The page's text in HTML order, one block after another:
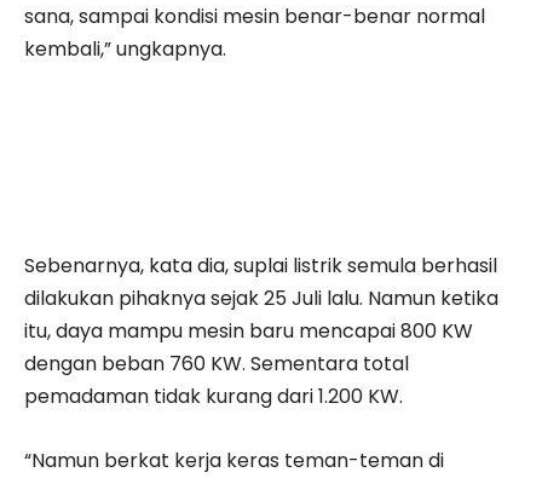
sana, sampai kondisi mesin benar-benar normal
kembali,” ungkapnya.
Sebenarnya, kata dia, suplai listrik semula berhasil
dilakukan pihaknya sejak 25 Juli lalu. Namun ketika
itu, daya mampu mesin baru mencapai 800 KW
dengan beban 760 KW. Sementara total
pemadaman tidak kurang dari 1.200 KW.
“Namun berkat kerja keras teman-teman di